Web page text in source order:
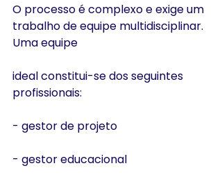
O processo é complexo e exige um
trabalho de equipe multidisciplinar.
Uma equipe
ideal constitui-se dos seguintes
profissionais:
- gestor de projeto
- gestor educacional